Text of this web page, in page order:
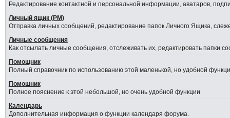
Редактирование контактной и персональной информации, аватаров,
Личный ящик (PM)
Отправка личных сообщений, редактирование папок Личного Ящика,
Личные сообщения
Как отсылать личные сообщения, отслеживать их, редактировать папки
Помощник
Полный справочник по использованию этой маленькой, но удобной
Помошник
Полное пояснение к этой небольшой, но очень удобной функции
Календарь
Дополнительная информация о функции календаря форума.